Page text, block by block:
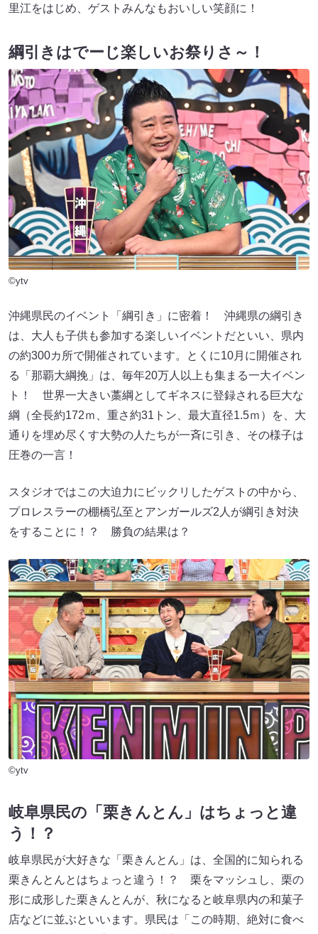
里江をはじめ、ゲストみんなもおいしい笑顔に！
綱引きはでーじ楽しいお祭りさ～！
©ytv
沖縄県民のイベント「綱引き」に密着！ 沖縄県の綱引き
は、大人も子供も参加する楽しいイベントだといい、県内
の約300カ所で開催されています。とくに10月に開催され
る「那覇大綱挽」は、毎年20万人以上も集まる一大イベン
ト！ 世界一大きい藁綱としてギネスに登録される巨大な
綱（全長約172ｍ、重さ約31トン、最大直径1.5ｍ）を、大
通りを埋め尽くす大勢の人たちが一斉に引き、その様子は
圧巻の一言！
スタジオではこの大迫力にビックリしたゲストの中から、
プロレスラーの棚橋弘至とアンガールズ2人が綱引き対決
をすることに！？ 勝負の結果は？
©ytv
岐阜県民の「栗きんとん」はちょっと違
う！？
岐阜県民が大好きな「栗きんとん」は、全国的に知られる
栗きんとんとはちょっと違う！？ 栗をマッシュし、栗の
形に成形した栗きんとんが、秋になると岐阜県内の和菓子
店などに並ぶといいます。県民は「この時期、絶対に食べ